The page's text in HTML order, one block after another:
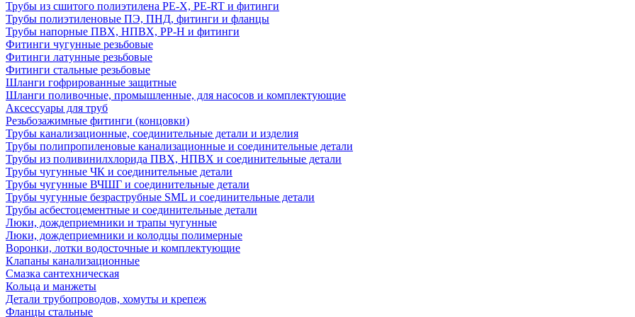
Трубы из сшитого полиэтилена PE-X, PE-RT и фитинги
Трубы полиэтиленовые ПЭ, ПНД, фитинги и фланцы
Трубы напорные ПВХ, НПВХ, PP-H и фитинги
Фитинги чугунные резьбовые
Фитинги латунные резьбовые
Фитинги стальные резьбовые
Шланги гофрированные защитные
Шланги поливочные, промышленные, для насосов и комплектующие
Аксессуары для труб
Резьбозажимные фитинги (концовки)
Трубы канализационные, соединительные детали и изделия
Трубы полипропиленовые канализационные и соединительные детали
Трубы из поливинилхлорида ПВХ, НПВХ и соединительные детали
Трубы чугунные ЧК и соединительные детали
Трубы чугунные ВЧШГ и соединительные детали
Трубы чугунные безраструбные SML и соединительные детали
Трубы асбестоцементные и соединительные детали
Люки, дождеприемники и трапы чугунные
Люки, дождеприемники и колодцы полимерные
Воронки, лотки водосточные и комплектующие
Клапаны канализационные
Смазка сантехническая
Кольца и манжеты
Детали трубопроводов, хомуты и крепеж
Фланцы стальные